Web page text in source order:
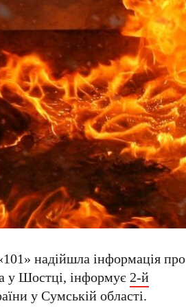
надійшла інформація про
у Шостці, інформує2-й
у Сумській області.